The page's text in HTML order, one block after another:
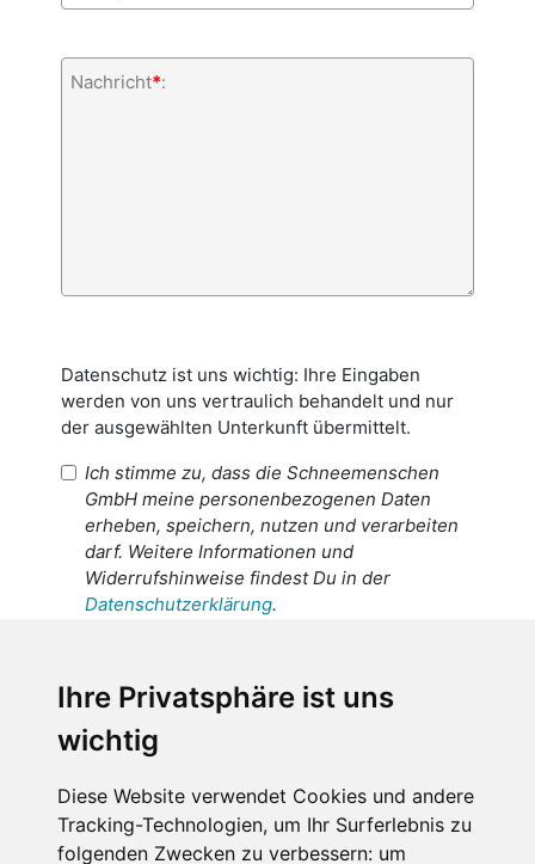
Ihre Privatsphäre ist uns
wichtig
Diese Website verwendet Cookies und andere
Tracking-Technologien, um Ihr Surferlebnis zu
folgenden Zwecken zu verbessern: um
Nachricht*:
Datenschutz ist uns wichtig: Ihre Eingaben
werden von uns vertraulich behandelt und nur
der ausgewählten Unterkunft übermittelt.
Ich stimme zu, dass die Schneemenschen
GmbH meine personenbezogenen Daten
erheben, speichern, nutzen und verarbeiten
darf. Weitere Informationen und
Widerrufshinweise findest Du in der
Datenschutzerklärung.
personenbezogenen Daten an den
Empfänger dieser Nachricht weitergeleitet
werden dürfen. Weitere Informationen und
Widerrufshinweise findest Du in der
Datenschutzerklärung.